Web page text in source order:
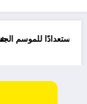
حتى الآن استعدادًا